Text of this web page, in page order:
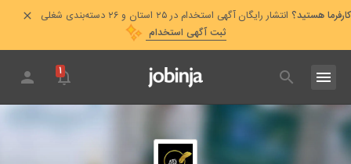
کارفرما هستید؟ انتشار رایگان آگهی استخدام در ۲۵ استان و ۲۶ دسته‌بندی شغلی
ثبت آگهی استخدام
۱